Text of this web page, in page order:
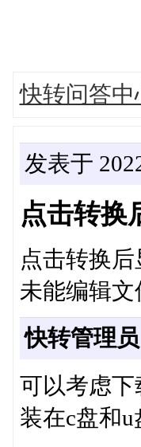
快转问答中
发表于
点击转换
点击转换后
未能编辑文
快转管理员
可以考虑下
装在c盘和